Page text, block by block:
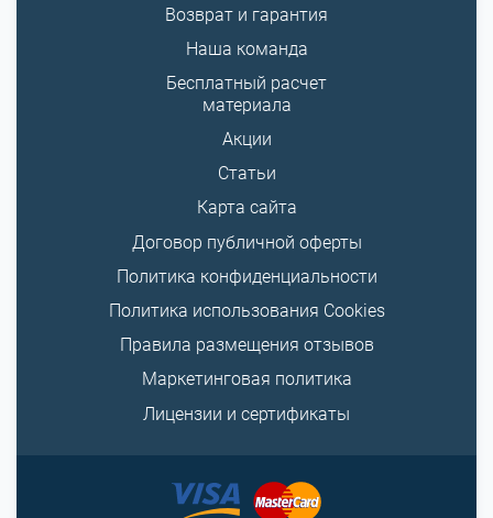
Возврат и гарантия
Наша команда
Бесплатный расчет
материала
Акции
Статьи
Карта сайта
Договор публичной оферты
Политика конфиденциальности
Политика использования Cookies
Правила размещения отзывов
Маркетинговая политика
Лицензии и сертификаты